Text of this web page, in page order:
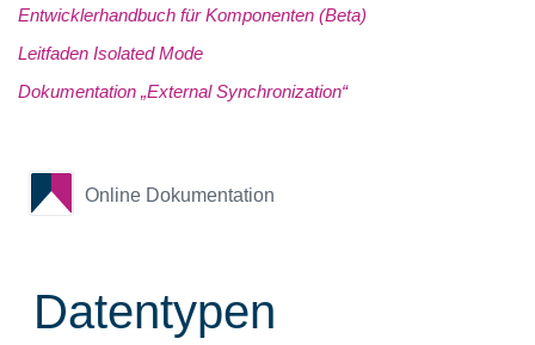
Entwicklerhandbuch für Komponenten (Beta)
Leitfaden Isolated Mode
Dokumentation „External Synchronization“
Online Dokumentation
Datentypen